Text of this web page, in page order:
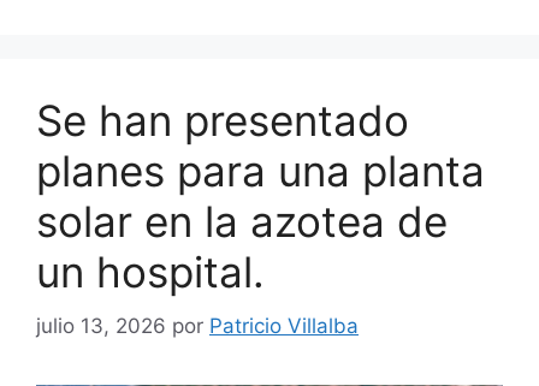
Se han presentado
planes para una planta
solar en la azotea de
un hospital.
julio 13, 2026 por Patricio Villalba